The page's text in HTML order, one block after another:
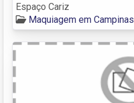
Espaço Cariz
Maquiagem em Campinas